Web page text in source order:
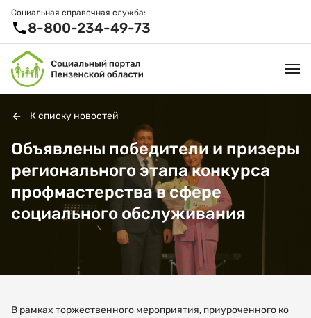
Социальная справочная служба:
8-800-234-49-73
УСЛУГИ И ЛЬГОТЫ
ОРГАНИЗАЦИИ
ПРОЕКТЫ И СЕРВИСЫ
АКТИВНОЕ ДОЛГОЛЕТИЕ
СПРАВОЧНАЯ СЛУЖБА
К списку новостей
Объявлены победители и призеры
регионального этапа конкурса
профмастерства в сфере
социального обслуживания
В рамках торжественного мероприятия, приуроченного ко